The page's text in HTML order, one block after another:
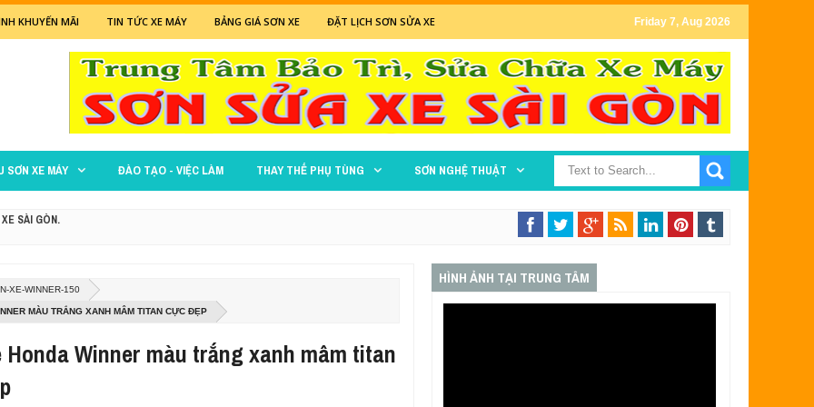
KHUYẾN MÃI TIN TỨC XE MÁY BẢNG GIÁ SƠN XE ĐẶT LỊCH SƠN SỬA XE Friday 7, Aug 2026
SƠN XE MÁY ĐÀO TẠO - VIỆC LÀM THAY THẾ PHỤ TÙNG SƠN NGHỆ THUẬT
SÀI GÒN.
LÁ MẠ
ĐEN NHÁM CỰC ĐẸP
XE-WINNER-150
MÀU TRẮNG XANH MÂM TITAN CỰC ĐẸP
Honda Winner màu trắng xanh mâm titan
HÌNH ẢNH TẠI TRUNG TÂM